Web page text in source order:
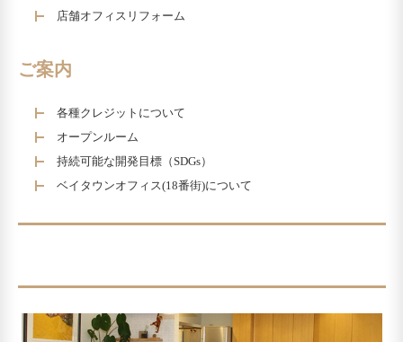
店舗オフィスリフォーム
ご案内
各種クレジットについて
オープンルーム
持続可能な開発目標（SDGs）
ベイタウンオフィス(18番街)について